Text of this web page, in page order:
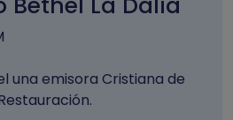
una emisora Cristiana de